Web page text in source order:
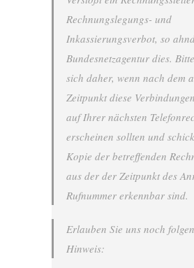
Rechnungslegungs- und
Inkassierungsverbot, so
Bundesnetzagentur dies.
sich daher, wenn nach dem
Zeitpunkt diese
auf Ihrer nächsten
erscheinen sollten und
Kopie der betreffenden
aus der der Zeitpunkt des
Rufnummer erkennbar sind.
Erlauben Sie uns noch
Hinweis: